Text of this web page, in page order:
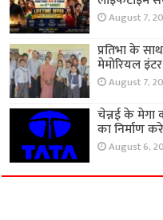
August 7,
प्रतिभा के
मेमोरियल
August 7,
चेन्नई के मेगा
का निर्माण
August 6,